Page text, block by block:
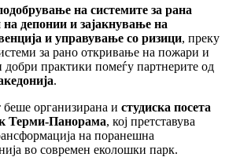
на системите за рана
депонии и зајакнување на
и управување со ризици, преку
за рано откривање на пожари и
добри практики помеѓу партнерите од
.
организирана и студиска посета
Терми-Панорама, кој претставува
на поранешна
во современ еколошки парк.